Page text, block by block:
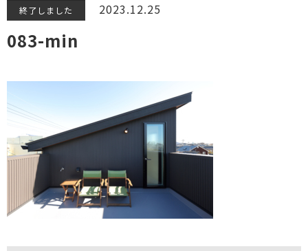
終了しました 2023.12.25
083-min